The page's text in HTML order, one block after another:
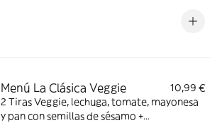
Menú La Clásica Veggie
10,99 €
2 Tiras Veggie, lechuga, tomate, mayonesa
y pan con semillas de sésamo +